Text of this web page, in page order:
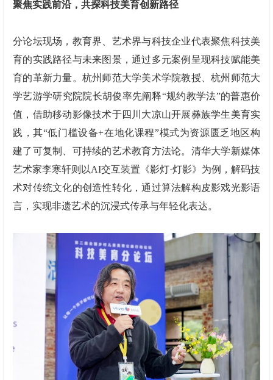
聚焦实践前沿，共探科技美育创新路径
分论坛现场，教育界、艺术界与科技企业代表聚焦科技美
育的实践路径与未来图景，通过多元案例呈现科技赋能美
育的革新力量。杭州师范大学美术学院教授、杭州师范大
学艺游学研究院院长胡俊率先阐释“规约教学法”的普惠价
值，借助移动影像技术于四川大凉山开展彝族学生美育实
践，其“低门槛设备+在地化课程”模式为资源匮乏地区构
建了可复制、可持续的艺术教育方法论。清华大学新媒体
艺术家李寒轩则以AI交互装置《影灯·灯影》为例，解码技
术对传统文化的创造性转化，通过算法解构皮影戏光影语
言，实现非遗艺术的沉浸式传承与年轻化表达。